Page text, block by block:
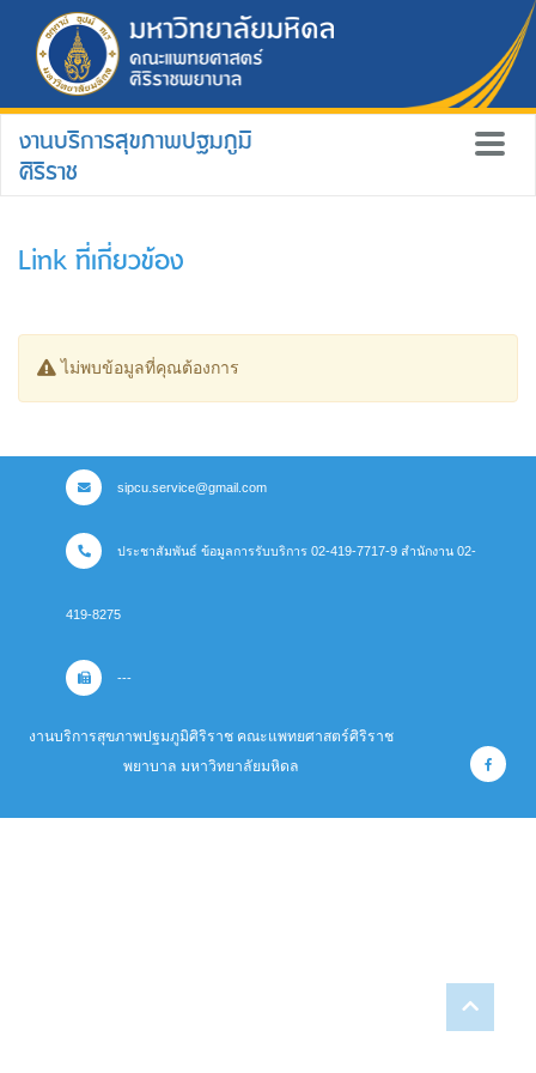
งานบริการสุขภาพปฐมภูมิ
ศิริราช
Link ที่เกี่ยวข้อง
ไม่พบข้อมูลที่คุณต้องการ
sipcu.service@gmail.com
ประชาสัมพันธ์ ข้อมูลการรับบริการ 02-419-7717-9 สำนักงาน 02-
419-8275
---
งานบริการสุขภาพปฐมภูมิศิริราช คณะแพทยศาสตร์ศิริราช
พยาบาล มหาวิทยาลัยมหิดล